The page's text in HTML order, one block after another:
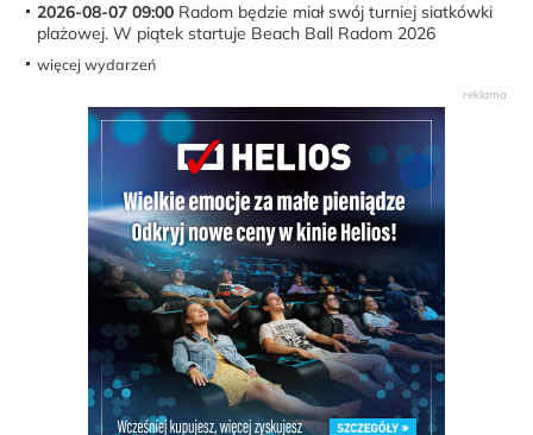
2026-08-07 09:00 Radom będzie miał swój turniej siatkówki
plażowej. W piątek startuje Beach Ball Radom 2026
więcej wydarzeń